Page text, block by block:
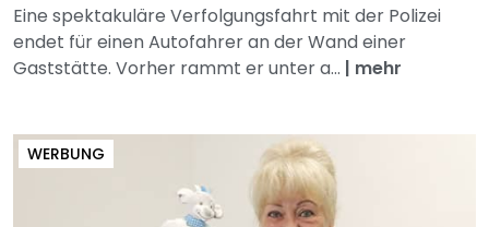
Eine spektakuläre Verfolgungsfahrt mit der Polizei
endet für einen Autofahrer an der Wand einer
Gaststätte. Vorher rammt er unter a... | mehr
WERBUNG